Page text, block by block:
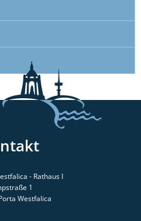
- Rathaus I
1
Westfalica